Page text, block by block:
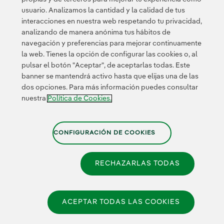
Innovación en
Innovación
colaborativa
Next Generation EU
Ciberseguridad en
España
Smart Grids
Innovation Hub
Política de Privacidad|Información legal|Transparencia
Canal de Denuncias
usuario. Analizamos la cantidad y la calidad de tus
interacciones en nuestra web respetando tu privacidad,
analizando de manera anónima tus hábitos de
navegación y preferencias para mejorar continuamente
la web. Tienes la opción de configurar las cookies o, al
pulsar el botón "Aceptar", de aceptarlas todas. Este
banner se mantendrá activo hasta que elijas una de las
dos opciones. Para más información puedes consultar
nuestra Política de Cookies.
CONFIGURACIÓN DE COOKIES
RECHAZARLAS TODAS
ACEPTAR TODAS LAS COOKIES